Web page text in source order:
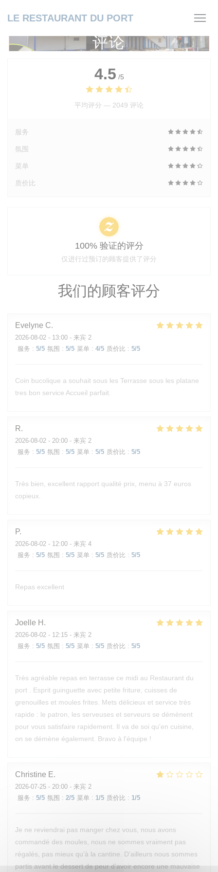
LE RESTAURANT DU PORT
评论
我们的顾客评分
Evelyne C
2026-08-02 - 13:00 - 来宾 2
服务 : 5/5 氛围 : 5/5 菜单 : 4/5 质价比 : 5/5
Coin bucolique a souhait sous les Terrasse sous les platane
tres bon service Accueil parfait.
R
2026-08-02 - 20:00 - 来宾 2
服务 : 5/5 氛围 : 5/5 菜单 : 5/5 质价比 : 5/5
Très bien, excellent rapport qualité prix, menu à 37 euros
copieux.
P
2026-08-02 - 12:00 - 来宾 4
服务 : 5/5 氛围 : 5/5 菜单 : 5/5 质价比 : 5/5
Repas excellent
Joelle H
2026-08-02 - 12:15 - 来宾 2
服务 : 5/5 氛围 : 5/5 菜单 : 5/5 质价比 : 5/5
Très agréable repas en terrasse ce midi au Restaurant du
port . Esprit guinguette avec petite friture, cuisses de
grenouilles et moules frites. Mets délicieux et service très
rapide : le patron, les serveuses et serveurs se démènent
pour vous satisfaire rapidement. Il va de soi qu'en cuisine,
on se démène également. Bravo à l'équipe !
Christine E
2026-07-25 - 20:00 - 来宾 2
服务 : 5/5 氛围 : 2/5 菜单 : 1/5 质价比 : 1/5
Je ne reviendrai pas manger chez vous, nous avons
commandé des moules, nous ne sommes vraiment pas
régalés, pas mieux qu’à la cantine. D’ailleurs nous sommes
partis avant le dessert de peur d’avoir encore une mauvaise
4.5 /5
平均评分 — 2049 评论
服务
氛围
菜单
质价比
100% 验证的评分
仅进行过预订的顾客提供了评分